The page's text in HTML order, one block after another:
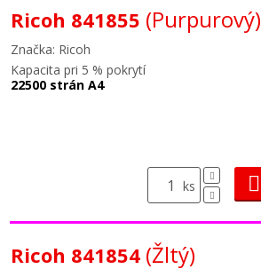
Ricoh 841855 (Purpurový)
Značka: Ricoh
Kapacita pri 5 % pokrytí
22500 strán A4
ks
Ricoh 841854 (Žltý)